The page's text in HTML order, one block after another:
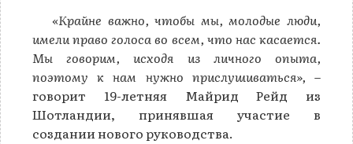
«Крайне важно, чтобы мы, молодые люди,
имели право голоса во всем, что нас касается.
Мы говорим, исходя из личного опыта,
поэтому к нам нужно прислушиваться», –
говорит 19-летняя Майрид Рейд из
Шотландии, принявшая участие в
создании нового руководства.